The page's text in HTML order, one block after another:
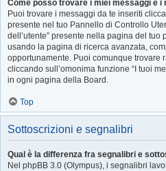
Come posso trovare i miei messaggi e i
Puoi trovare i messaggi da te inseriti
presente nel tuo Pannello di Controllo
dell’utente” presente nella pagina del
usando la pagina di ricerca avanzata,
opportunamente. Puoi comunque trovare
cliccando sull’omonima funzione “I tuoi
in ogni pagina della Board.
Top
Sottoscrizioni e segnalibri
Qual è la differenza fra segnalibri e
Nel phpBB 3.0 (Olympus), i segnalibri